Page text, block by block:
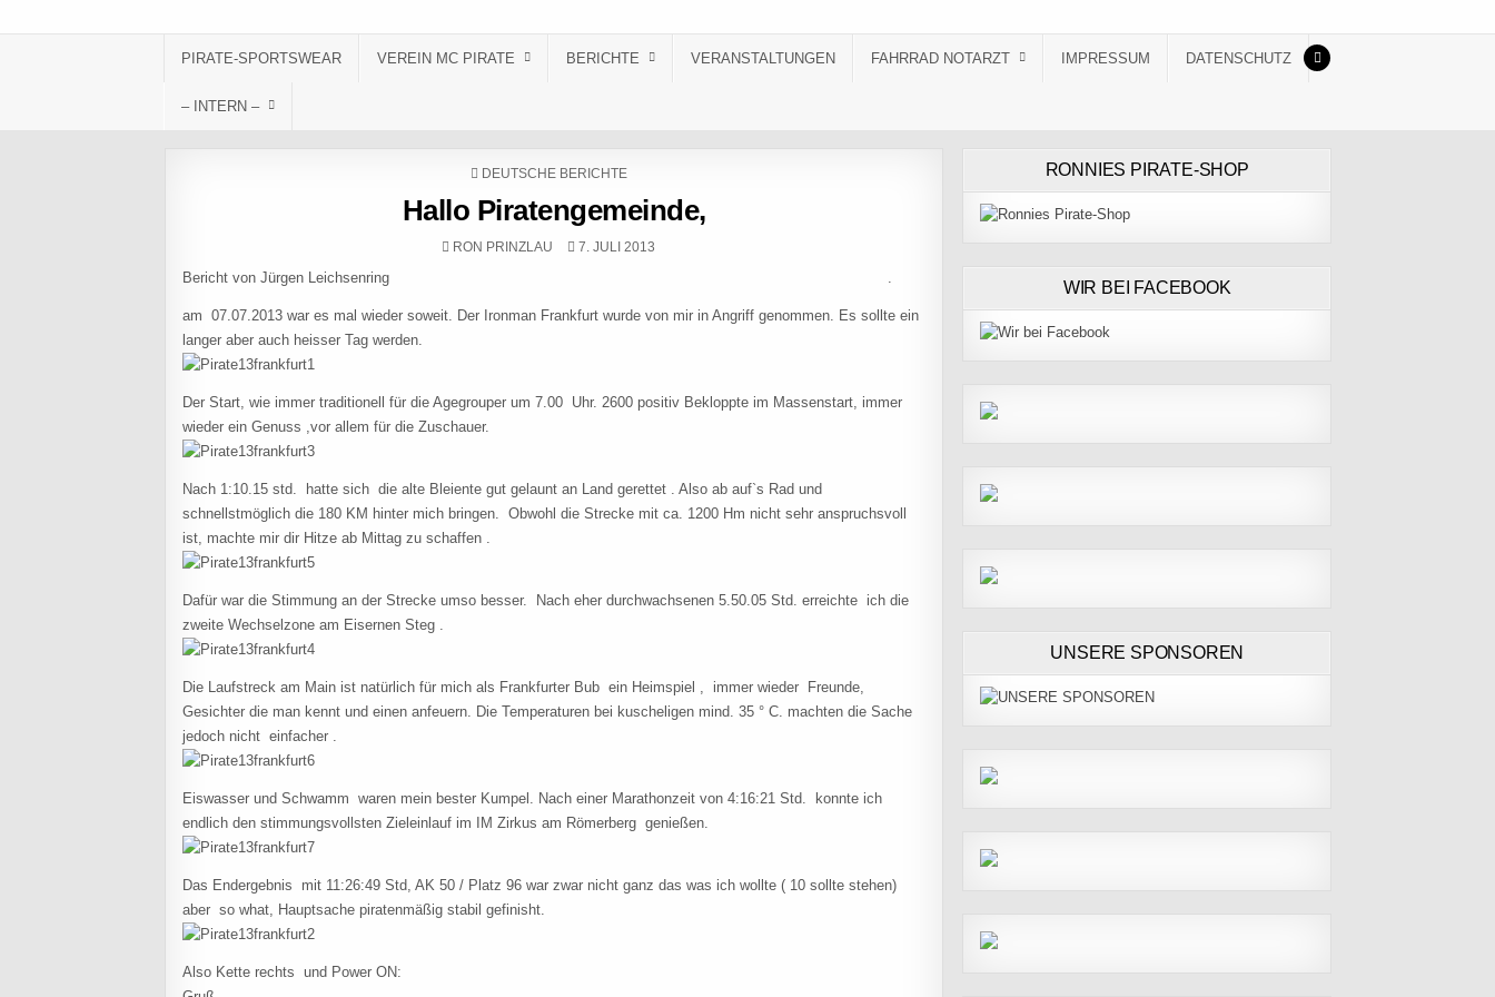
PIRATE-SPORTSWEAR VEREIN MC PIRATE BERICHTE VERANSTALTUNGEN FAHRRAD NOTARZT IMPRESSUM DATENSCHUTZ
– INTERN –
POSTED IN
DEUTSCHE BERICHTE
Hallo Piratengemeinde,
AUTHOR:
RON PRINZLAU PUBLISHED DATE:
7. JULI 2013
Bericht von Jürgen Leichsenring .
am 07.07.2013 war es mal wieder soweit. Der Ironman Frankfurt wurde von mir in Angriff genommen. Es sollte ein
langer aber auch heisser Tag werden.
Der Start, wie immer traditionell für die Agegrouper um 7.00 Uhr. 2600 positiv Bekloppte im Massenstart, immer
wieder ein Genuss ,vor allem für die Zuschauer.
Nach 1:10.15 std. hatte sich die alte Bleiente gut gelaunt an Land gerettet . Also ab auf`s Rad und
schnellstmöglich die 180 KM hinter mich bringen. Obwohl die Strecke mit ca. 1200 Hm nicht sehr anspruchsvoll
ist, machte mir dir Hitze ab Mittag zu schaffen .
Dafür war die Stimmung an der Strecke umso besser. Nach eher durchwachsenen 5.50.05 Std. erreichte ich die
zweite Wechselzone am Eisernen Steg .
Die Laufstreck am Main ist natürlich für mich als Frankfurter Bub ein Heimspiel , immer wieder Freunde,
Gesichter die man kennt und einen anfeuern. Die Temperaturen bei kuscheligen mind. 35 ° C. machten die Sache
jedoch nicht einfacher .
Eiswasser und Schwamm waren mein bester Kumpel. Nach einer Marathonzeit von 4:16:21 Std. konnte ich
endlich den stimmungsvollsten Zieleinlauf im IM Zirkus am Römerberg genießen.
Das Endergebnis mit 11:26:49 Std, AK 50 / Platz 96 war zwar nicht ganz das was ich wollte ( 10 sollte stehen)
aber so what, Hauptsache piratenmäßig stabil gefinisht.
Also Kette rechts und Power ON:
RONNIES PIRATE-SHOP
WIR BEI FACEBOOK
UNSERE SPONSOREN